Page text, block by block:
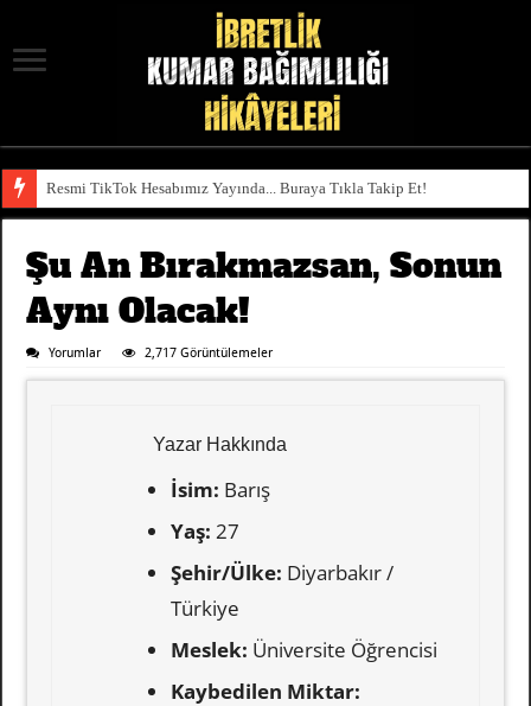
Resmi TikTok Hesabımız Yayında... Buraya Tıkla Takip Et!
Şu An Bırakmazsan, Sonun
Aynı Olacak!
Yorumlar 2,717 Görüntülemeler
Yazar Hakkında
İsim: Barış
Yaş: 27
Şehir/Ülke: Diyarbakır /
Türkiye
Meslek: Üniversite Öğrencisi
Kaybedilen Miktar: